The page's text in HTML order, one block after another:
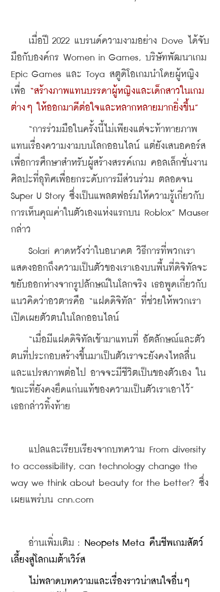
เมื่อปี 2022 แบรนด์ความงามอย่าง Dove ได้จับ
มือกับองค์กร Women in Games, บริษัทพัฒนาเกม
Epic Games และ Toya สตูดิโอเกมนำโดยผู้หญิง
เพื่อ “สร้างภาพแทนบรรดาผู้หญิงและเด็กสาวในเกม
ต่างๆ ให้ออกมาดีต่อใจและหลากหลายมากยิ่งขึ้น”
“การร่วมมือในครั้งนี้ไม่เพียงแต่จะท้าทายภาพ
แทนเรื่องความงามบนโลกออนไลน์ แต่ยังเสนอคอร์ส
เพื่อการศึกษาสำหรับผู้สร้างสรรค์เกม คอลเล็กชั่นงาน
ศิลปะที่อุทิศเพื่อยกระดับการมีส่วนร่วม ตลอดจน
Super U Story ซึ่งเป็นแพลตฟอร์มให้ความรู้เกี่ยวกับ
การเห็นคุณค่าในตัวเองแห่งแรกบน Roblox” Mauser
กล่าว
Solari คาดหวังว่าในอนาคต วิธีการที่พวกเรา
แสดงออกถึงความเป็นตัวของเราเองบนพื้นที่ดิจิทัลจะ
ขยับออกห่างจากรูปลักษณ์ในโลกจริง เธอพูดเกี่ยวกับ
แนวคิดว่าอวตารคือ “แฝดดิจิทัล” ที่ช่วยให้พวกเรา
เปิดเผยตัวตนในโลกออนไลน์
“เมื่อมีแฝดดิจิทัลเข้ามาแทนที่ อัตลักษณ์และตัว
ตนที่ประกอบสร้างขึ้นมาเป็นตัวเราจะยังคงไหลลื่น
และแปรสภาพต่อไป อาจจะมีชีวิตเป็นของตัวเอง ใน
ขณะที่ยังคงยึดแก่นแท้ของความเป็นตัวเราเอาไว้”
เธอกล่าวทิ้งท้าย
แปลและเรียบเรียงจากบทความ From diversity
to accessibility, can technology change the
way we think about beauty for the better? ซึ่ง
เผยแพร่บน cnn.com
อ่านเพิ่มเติม :
Neopets Meta คืนชีพเกมสัตว์
เลี้ยงสู่โลกเมต้าเวิร์ส
ไม่พลาดบทความและเรื่องราวน่าสนใจอื่นๆ